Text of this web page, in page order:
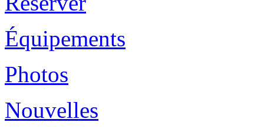
Équipements
Photos
Nouvelles